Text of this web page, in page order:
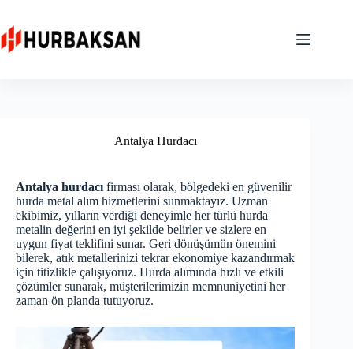
content
Antalya Hurdacı
Antalya hurdacı firması olarak, bölgedeki en güvenilir
hurda metal alım hizmetlerini sunmaktayız. Uzman
ekibimiz, yılların verdiği deneyimle her türlü hurda
metalin değerini en iyi şekilde belirler ve sizlere en
uygun fiyat teklifini sunar. Geri dönüşümün önemini
bilerek, atık metallerinizi tekrar ekonomiye kazandırmak
için titizlikle çalışıyoruz. Hurda alımında hızlı ve etkili
çözümler sunarak, müşterilerimizin memnuniyetini her
zaman ön planda tutuyoruz.